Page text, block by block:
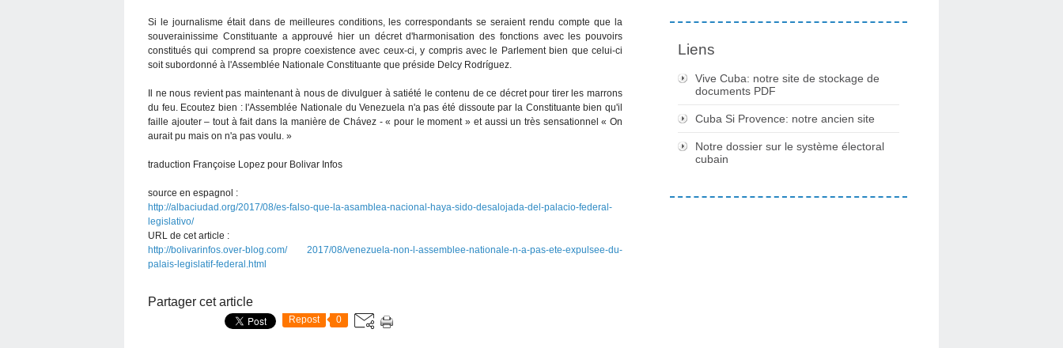
Si le journalisme était dans de meilleures conditions, les correspondants se seraient rendu compte que la
souverainissime Constituante a approuvé hier un décret d'harmonisation des fonctions avec les pouvoirs
constitués qui comprend sa propre coexistence avec ceux-ci, y compris avec le Parlement bien que celui-ci
soit subordonné à l'Assemblée Nationale Constituante que préside Delcy Rodríguez.
Il ne nous revient pas maintenant à nous de divulguer à satiété le contenu de ce décret pour tirer les marrons
du feu. Ecoutez bien : l'Assemblée Nationale du Venezuela n'a pas été dissoute par la Constituante bien qu'il
faille ajouter – tout à fait dans la manière de Chávez - « pour le moment » et aussi un très sensationnel « On
aurait pu mais on n'a pas voulu. »
traduction Françoise Lopez pour Bolivar Infos
source en espagnol :
http://albaciudad.org/2017/08/es-falso-que-la-asamblea-nacional-haya-sido-desalojada-del-palacio-federal-
legislativo/
URL de cet article :
http://bolivarinfos.over-blog.com/ 2017/08/venezuela-non-l-assemblee-nationale-n-a-pas-ete-expulsee-du-
palais-legislatif-federal.html
Partager cet article
Repost 0
Liens
Vive Cuba: notre site de stockage de
documents PDF
Cuba Si Provence: notre ancien site
Notre dossier sur le système électoral
cubain